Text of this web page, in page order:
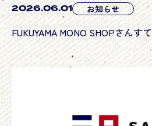
2026.06.01 お知らせ
FUKUYAMA MONO SHOPさんす